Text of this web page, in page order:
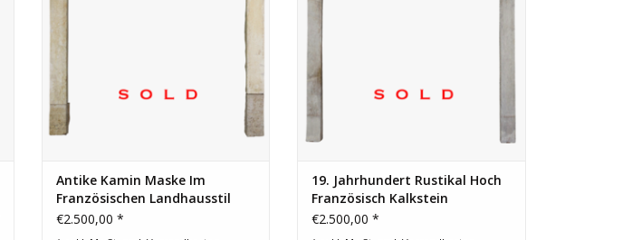
Antike Kamin Maske Im
Französischen Landhausstil
Aus Kalkstein
€2.500,00 *
19. Jahrhundert Rustikal Hoch
Französisch Kalkstein
Kaminmaske
€2.500,00 *